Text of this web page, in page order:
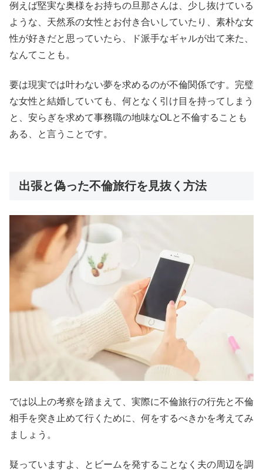
例えば堅実な奥様をお持ちの旦那さんは、少し抜けている
ような、天然系の女性とお付き合いしていたり、素朴な女
性が好きだと思っていたら、ド派手なギャルが出て来た、
なんてことも。
要は現実では叶わない夢を求めるのが不倫関係です。完璧
な女性と結婚していても、何となく引け目を持ってしまう
と、安らぎを求めて事務職の地味なOLと不倫することも
ある、と言うことです。
出張と偽った不倫旅行を見抜く方法
では以上の考察を踏まえて、実際に不倫旅行の行先と不倫
相手を突き止めて行くために、何をするべきかを考えてみ
ましょう。
疑っていますよ、とビームを発することなく夫の周辺を調